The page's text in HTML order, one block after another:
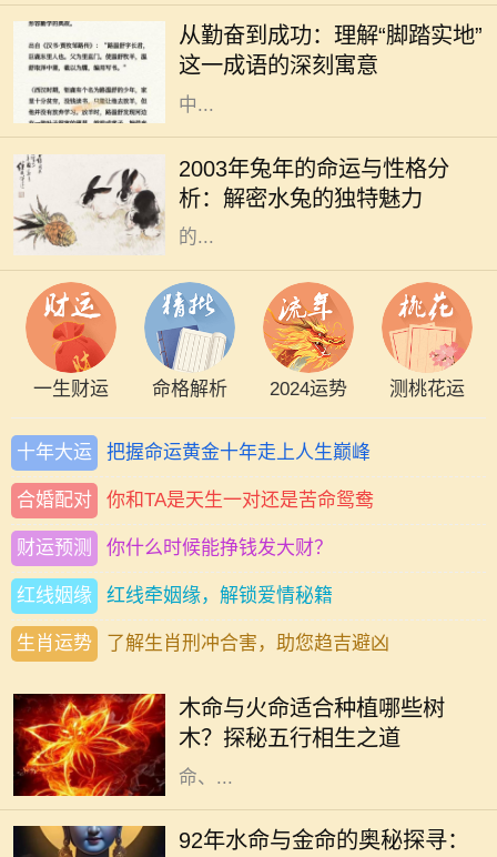
从勤奋到成功：理解“脚踏实地”
这一成语的深刻寓意
而就的事情，而是一个不断努力、不
断奋斗的过程。在这个过程中，许多
成语成为我们学习和生活的指南。其
中...
2003年兔年的命运与性格分
析：解密水兔的独特魅力
2003年是农历的兔年，而根据中国五
行命理学，这一年出生的人属于“水
兔”。水兔的特性受水的影响，个性
温和、灵活多变，给人一种温润如玉
的...
一生财运 命格解析 2024运势 测桃花运
十年大运 把握命运黄金十年走上人生巅峰
合婚配对 你和TA是天生一对还是苦命鸳鸯
财运预测 你什么时候能挣钱发大财？
红线姻缘 红线牵姻缘，解锁爱情秘籍
生肖运势 了解生肖刑冲合害，助您趋吉避凶
木命与火命适合种植哪些树
木？探秘五行相生之道
木命和火命是中国五行学说中的两个
性格与命运，还与植物的选择息息相
关。在中华文化中，树木代表着生
命、...
92年水命与金命的奥秘探寻：
在五行学说中，命理的分类通常依据
出生的年份、月份、日子和时辰来确
定，其中水命与金命便是两种常见的